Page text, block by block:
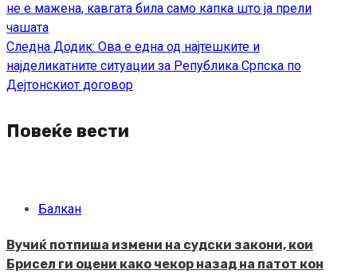
не е мажена, кавгата била само капка што ја прели
чашата
Следна Додик: Ова е една од најтешките и
најделикатните ситуации за Република Српска по
Дејтонскиот договор
Повеќе вести
Балкан
Вучиќ потпиша измени на судски закони, кои
Брисел ги оцени како чекор назад на патот кон